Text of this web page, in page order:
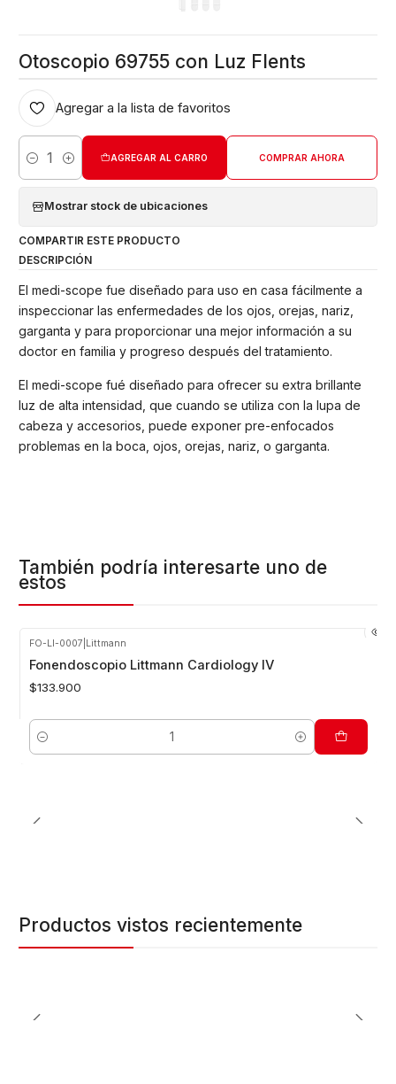
Otoscopio 69755 con Luz Flents
Agregar a la lista de favoritos
Cantidad
AGREGAR AL CARRO COMPRAR AHORA
Mostrar stock de ubicaciones
COMPARTIR ESTE PRODUCTO
DESCRIPCIÓN
El medi-scope fue diseñado para uso en casa fácilmente a
inspeccionar las enfermedades de los ojos, orejas, nariz,
garganta y para proporcionar una mejor información a su
doctor en familia y progreso después del tratamiento.
El medi-scope fué diseñado para ofrecer su extra brillante
luz de alta intensidad, que cuando se utiliza con la lupa de
cabeza y accesorios, puede exponer pre-enfocados
problemas en la boca, ojos, orejas, nariz, o garganta.
También podría interesarte uno de
estos
FO-LI-0007 Littmann
Fonendoscopio Littmann Cardiology IV
$133.900
Cantidad
Productos vistos recientemente